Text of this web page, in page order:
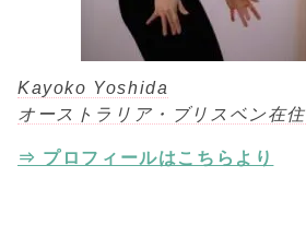
Kayoko Yoshida
オーストラリア・ブリスベン在住
⇒ プロフィールはこちらより